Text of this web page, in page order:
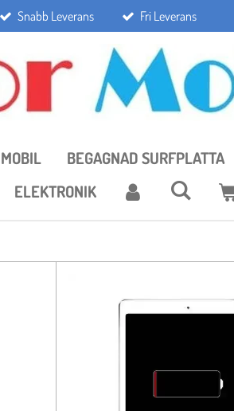
Snabb Leverans Fri Leverans
BEGAGNAD SURFPLATTA
ELEKTRONIK